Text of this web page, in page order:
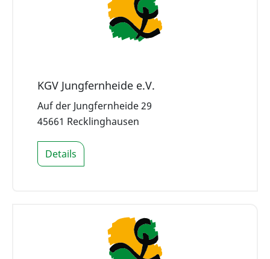
KGV Jungfernheide e.V.
Auf der Jungfernheide 29
45661 Recklinghausen
Details